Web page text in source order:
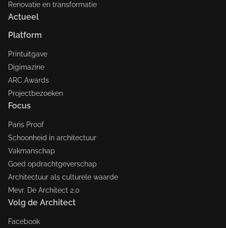
Renovatie en transformatie
Actueel
Platform
Printuitgave
Digimazine
ARC Awards
Projectbezoeken
Focus
Paris Proof
Schoonheid in architectuur
Vakmanschap
Goed opdrachtgeverschap
Architectuur als culturele waarde
Mevr. De Architect 2.0
Volg de Architect
Facebook